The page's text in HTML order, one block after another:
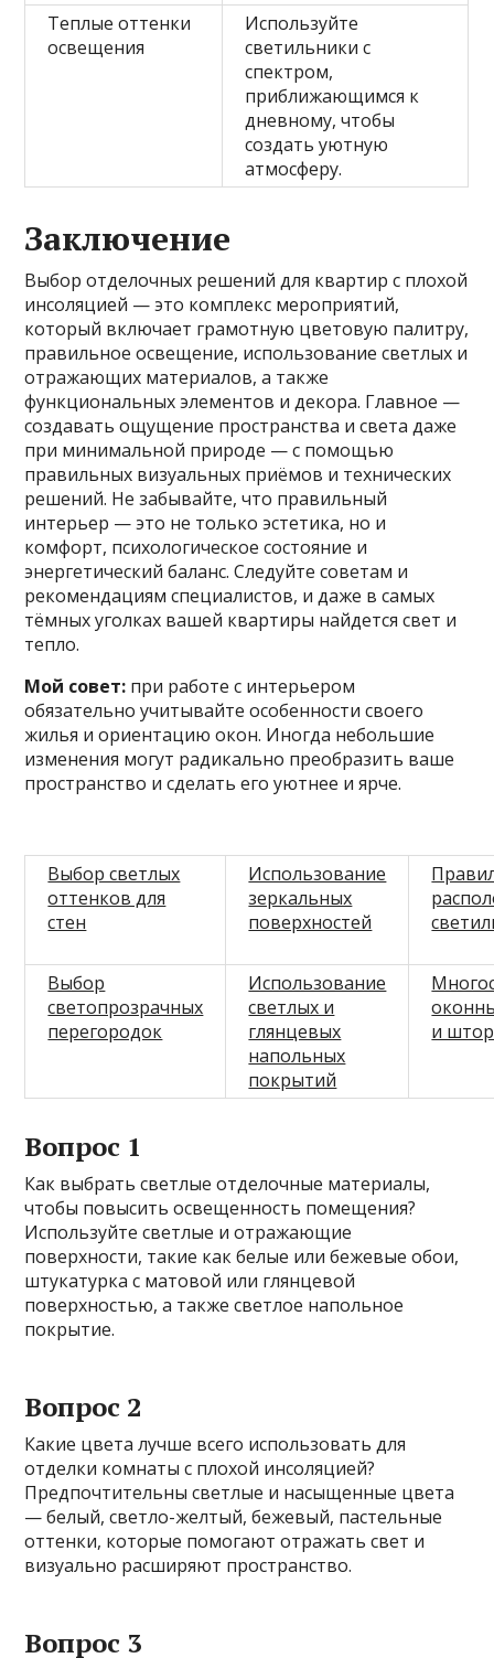
Теплые оттенки
освещения
Используйте
светильники с
спектром,
приближающимся к
дневному, чтобы
создать уютную
атмосферу.
Заключение
Выбор отделочных решений для квартир с плохой
инсоляцией — это комплекс мероприятий,
который включает грамотную цветовую палитру,
правильное освещение, использование светлых и
отражающих материалов, а также
функциональных элементов и декора. Главное —
создавать ощущение пространства и света даже
при минимальной природе — с помощью
правильных визуальных приёмов и технических
решений. Не забывайте, что правильный
интерьер — это не только эстетика, но и
комфорт, психологическое состояние и
энергетический баланс. Следуйте советам и
рекомендациям специалистов, и даже в самых
тёмных уголках вашей квартиры найдется свет и
тепло.
Мой совет: при работе с интерьером
обязательно учитывайте особенности своего
жилья и ориентацию окон. Иногда небольшие
изменения могут радикально преобразить ваше
пространство и сделать его уютнее и ярче.
Выбор светлых
оттенков для
стен
Использование
зеркальных
поверхностей
Выбор
светопрозрачных
перегородок
Использование
светлых и
глянцевых
напольных
покрытий
и
Вопрос 1
Как выбрать светлые отделочные материалы,
чтобы повысить освещенность помещения?
Используйте светлые и отражающие
поверхности, такие как белые или бежевые обои,
штукатурка с матовой или глянцевой
поверхностью, а также светлое напольное
покрытие.
Вопрос 2
Какие цвета лучше всего использовать для
отделки комнаты с плохой инсоляцией?
Предпочтительны светлые и насыщенные цвета
— белый, светло-желтый, бежевый, пастельные
оттенки, которые помогают отражать свет и
визуально расширяют пространство.
Вопрос 3